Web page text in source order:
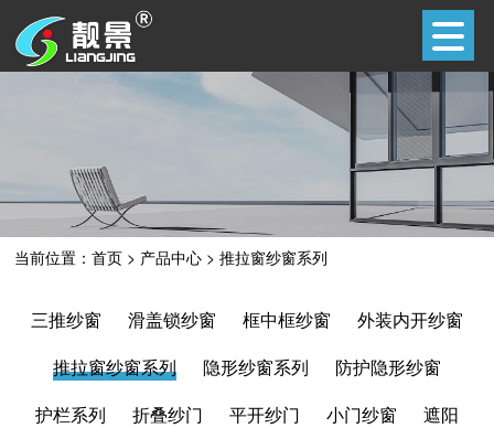
当前位置：首页 > 产品中心 >推拉窗纱窗系列
三推纱窗 滑盖锁纱窗 框中框纱窗
外装内开纱窗
推拉窗纱窗系列
隐形纱窗系列
防护隐形纱窗
护栏系列
折叠纱门 平开纱门 小门纱窗 遮阳